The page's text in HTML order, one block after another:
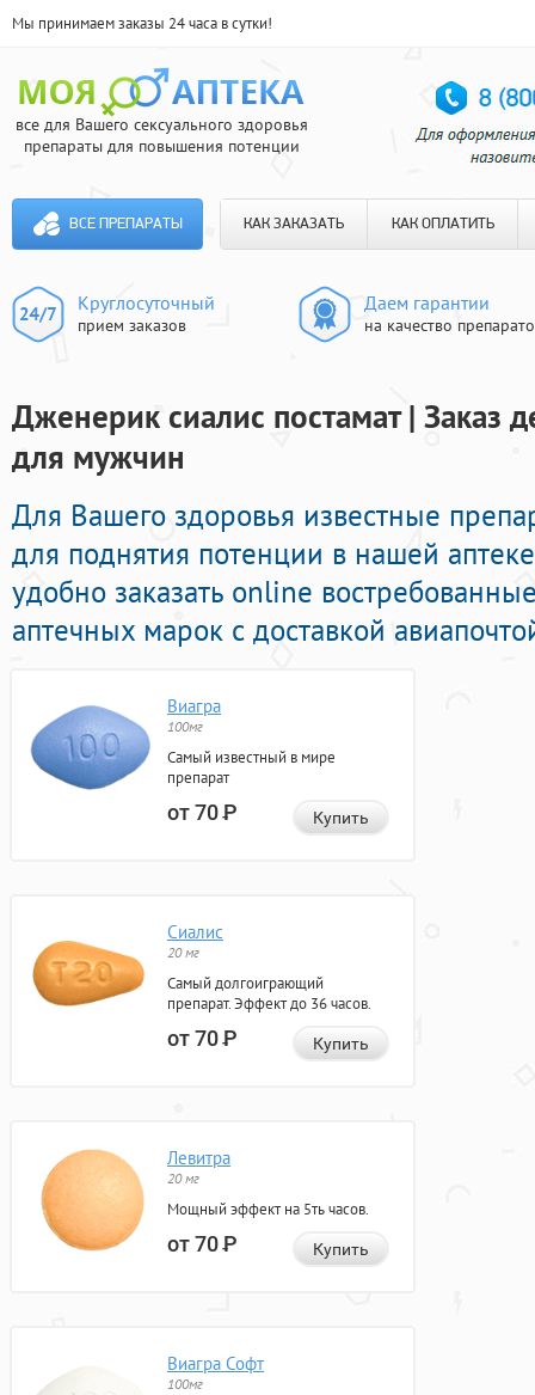
Мы принимаем заказы 24 часа в сутки!
все для Вашего сексуального здоровья
препараты для повышения потенции
ВСЕ ПРЕПАРАТЫ КАК ЗАКАЗАТЬ КАК ОПЛАТИТЬ
Круглосуточный
прием заказов
Даем гарантии
на качество
Дженерик сиалис постамат | Заказ
для мужчин
Для Вашего здоровья известные
для поднятия потенции в нашей
удобно заказать online
аптечных марок с доставкой
Виагра
100мг
Самый известный в мире
препарат
от 70Р Купить
Сиалис
20 мг
Самый долгоиграющий
препарат. Эффект до 36 часов.
от 70Р Купить
Левитра
20 мг
Мощный эффект на 5ть часов.
от 70Р Купить
Виагра Софт
100мг